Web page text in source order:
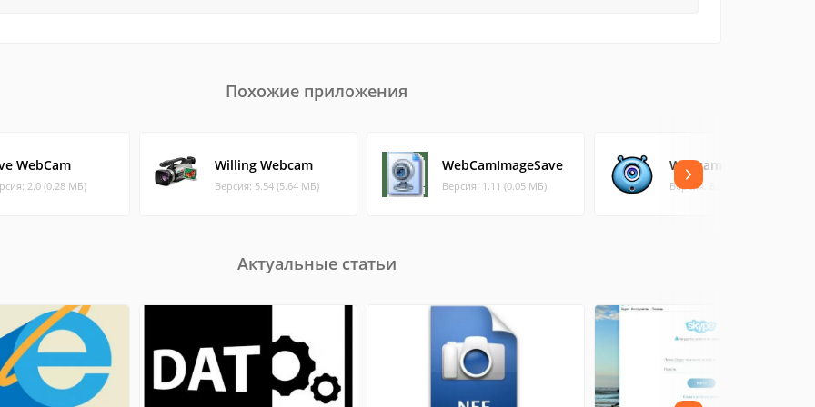
Похожие приложения
WebCam
2.0 (0.28 МБ)
Willing Webcam
Версия: 5.54 (5.64 МБ)
WebCamImageSave
Версия: 1.11 (0.05 МБ)
WebcamMax
Версия: 8.0.7.8 (24.94 МБ)
Актуальные статьи